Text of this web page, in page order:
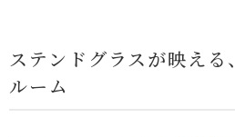
ステンドグラスが映え
ルーム